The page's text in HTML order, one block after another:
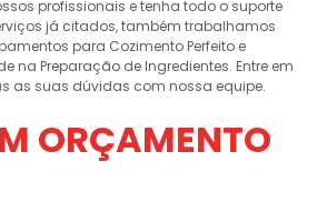
profissionais e tenha todo o suporte
já citados, também trabalhamos
para Cozimento Perfeito e
na Preparação de Ingredientes. Entre em
as suas dúvidas com nossa equipe.
ORÇAMENTO